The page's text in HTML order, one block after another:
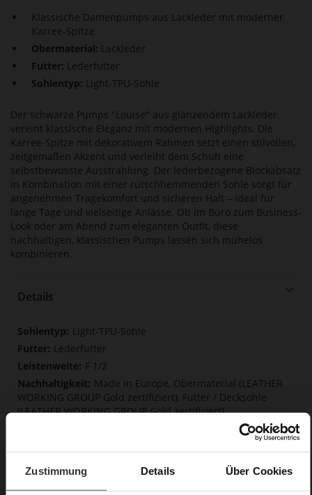
Zustimmung Details Über Cookies
Klassische Damenpumps aus Lackleder mit moderner
Karree-Spitze
Obermaterial: Lackleder
Futter: Lederfutter
Sohlentyp: Light-TPU-Sohle
Der schwarze Pumps "Louise" aus glänzendem Lackleder
vereint klassische Eleganz mit modernen Highlights. Die
Karree-Spitze mit dekorativem Rahmen setzt einen stilvollen,
zeitgemäßen Akzent und verleiht dem Schuh eine
selbstbewusste Ausstrahlung. Der lederbezogene Blockabsatz
in Kombination mit einer rutschhemmenden Sohle sorgt für
angenehmen Tragekomfort und sicheren Halt – ideal für
lange Tage und vielseitige Anlässe. Ob im Büro zum Business-
Look oder am Abend zum eleganten Outfit, diese
nachhaltigen, klassischen Pumps lassen sich mühelos
kombinieren.
Details
Mehr
Informationen
Light-TPU-Sohle
Lederfutter
F 1/2
Made in Europe, Obermaterial (LEATHER
WORKING GROUP Gold zertifiziert), Futter / Decksohle
(LEATHER WORKING GROUP Gold zertifiziert)
Softline, Nachhaltiges Produkt, Made in Europe